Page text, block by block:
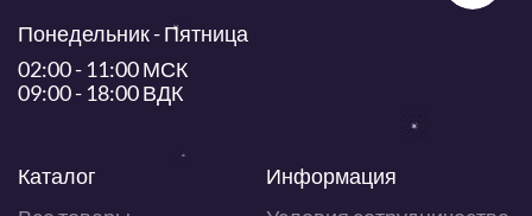
Понедельник - Пятница
02:00 - 11:00 МСК
09:00 - 18:00 ВДК
Каталог
Информация